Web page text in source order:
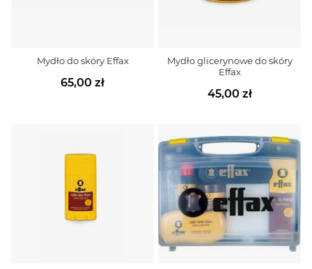
Mydło do skóry Effax
65,00 zł
Mydło glicerynowe do skóry
Effax
45,00 zł